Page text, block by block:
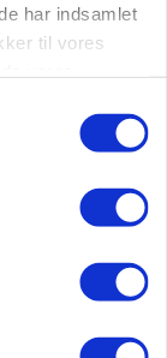
har indsamlet
til vores